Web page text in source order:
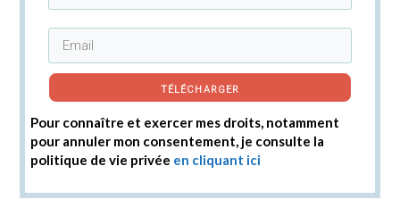
TÉLÉCHARGER
Pour connaître et exercer mes droits, notamment
pour annuler mon consentement, je consulte la
politique de vie privée en cliquant ici